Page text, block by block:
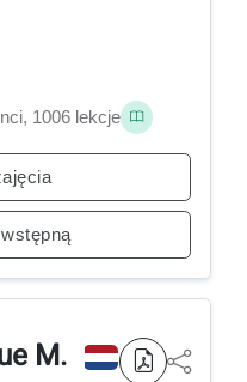
1006 lekcje
M.